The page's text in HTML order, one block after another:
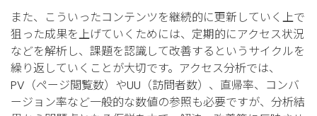
また、こういったコンテンツを継続的に更新していく上で
狙った成果を上げていくためには、定期的にアクセス状況
などを解析し、課題を認識して改善するというサイクルを
繰り返していくことが大切です。アクセス分析では、
PV（ページ閲覧数）やUU（訪問者数）、直帰率、コンバ
ージョン率など一般的な数値の参照も必要ですが、分析結